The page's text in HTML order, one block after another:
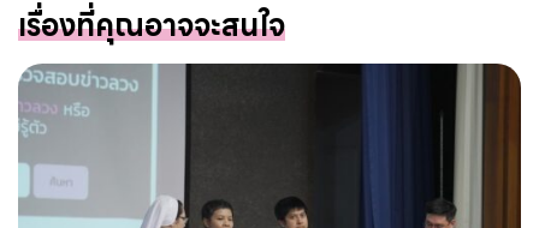
เรื่องที่คุณอาจจะสนใจ